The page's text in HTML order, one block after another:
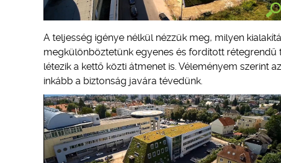
A teljesség igénye nélkül nézzük meg, milyen
megkülönböztetünk egyenes és fordított
létezik a kettő közti átmenet is. Véleményem szerint
inkább a biztonság javára tévedünk.